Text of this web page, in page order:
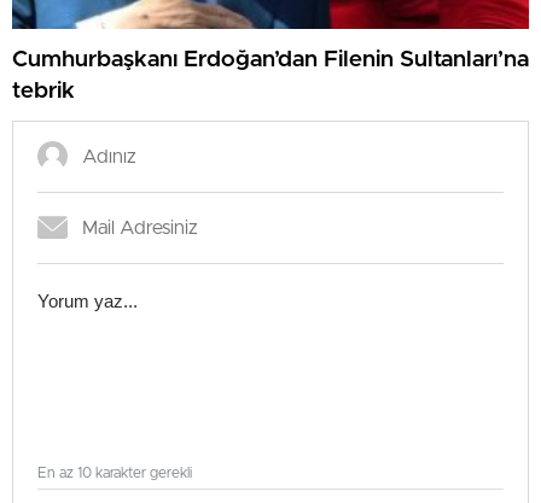
Cumhurbaşkanı Erdoğan’dan Filenin Sultanları’na
tebrik
En az 10 karakter gerekli